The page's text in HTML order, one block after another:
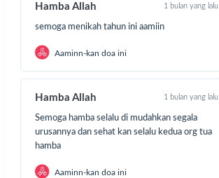
Hamba Allah 1 bulan yang lalu
semoga menikah tahun ini aamiin
Aaminn-kan doa ini
Hamba Allah 1 bulan yang lalu
Semoga hamba selalu di mudahkan segala
urusannya dan sehat kan selalu kedua org tua
hamba
Aaminn-kan doa ini